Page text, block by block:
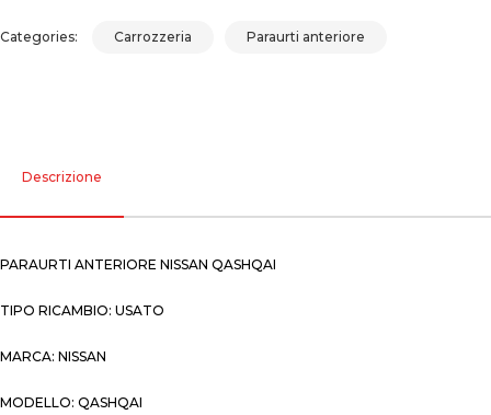
Categories: Carrozzeria Paraurti anteriore
Descrizione
PARAURTI ANTERIORE NISSAN QASHQAI
TIPO RICAMBIO: USATO
MARCA: NISSAN
MODELLO: QASHQAI